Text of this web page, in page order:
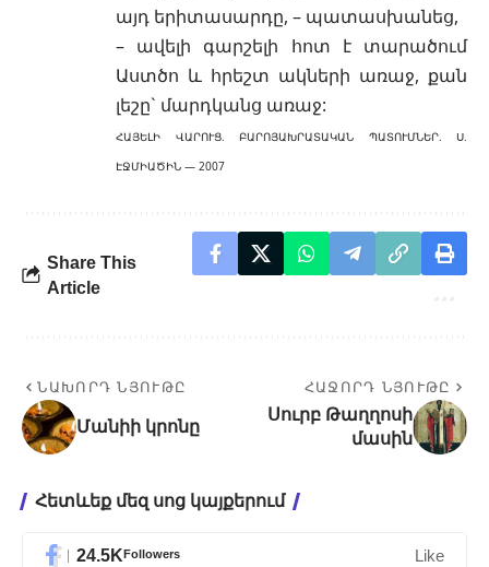
այդ երիտասարդը, – պատասխանեց,
– ավելի գարշելի հոտ է տարածում
Աստծո և հրեշտ ակների առաջ, քան
լեշը` մարդկանց առաջ:
ՀԱՅԵԼԻ ՎԱՐՈՒՑ. ԲԱՐՈՅԱԽՐԱՏԱԿԱՆ ՊԱՏՈՒՄՆԵՐ. Ս.
ԷՋՄԻԱԾԻՆ — 2007
Share This
Article
ՆԱԽՈՐԴ ՆՅՈՒԹԸ
Մանիի կրոնը
ՀԱՋՈՐԴ ՆՅՈՒԹԸ
Սուրբ Թաղղոսի
մասին
Հետևեք մեզ սոց կայքերում
24.5KFollowers Like